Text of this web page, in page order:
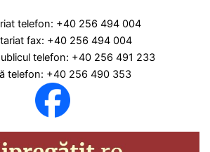
telefon: +40 256 494 004
fax: +40 256 494 004
telefon: +40 256 491 233
telefon: +40 256 490 353